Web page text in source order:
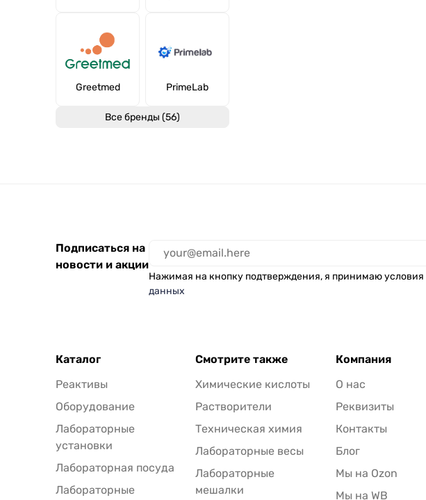
Greetmed PrimeLab
Все бренды (56)
Подписаться на
новости и акции
Нажимая на кнопку подтверждения, я принимаю условия
данных
Каталог
Реактивы
Оборудование
Лабораторные
установки
Лабораторная посуда
Лабораторные
Смотрите также
Химические кислоты
Растворители
Техническая химия
Лабораторные весы
Лабораторные
мешалки
Компания
О нас
Реквизиты
Контакты
Блог
Мы на Ozon
Мы на WB